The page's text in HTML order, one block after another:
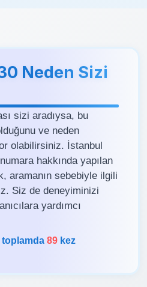
Neden Sizi
sizi aradıysa, bu
ve neden
olabilirsiniz. İstanbul
hakkında yapılan
aramanın sebebiyle ilgili
Siz de deneyiminizi
yardımcı
toplamda 89 kez